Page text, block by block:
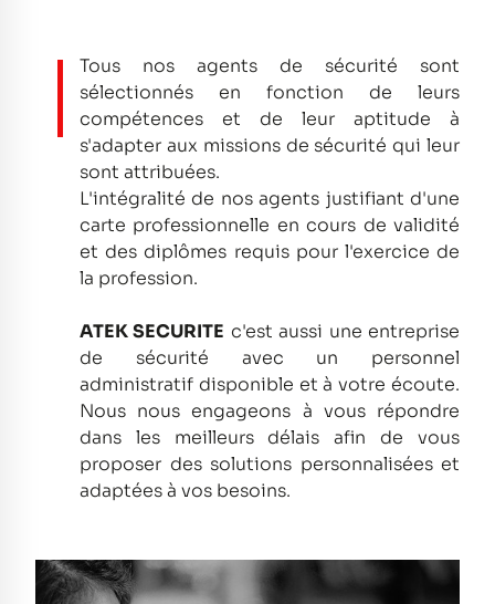
Tous nos agents de sécurité sont
sélectionnés en fonction de leurs
compétences et de leur aptitude à
s'adapter aux missions de sécurité qui leur
sont attribuées.
L'intégralité de nos agents justifiant d'une
carte professionnelle en cours de validité
et des diplômes requis pour l'exercice de
la profession.
ATEK SECURITE c'est aussi une entreprise
de sécurité avec un personnel
administratif disponible et à votre écoute.
Nous nous engageons à vous répondre
dans les meilleurs délais afin de vous
proposer des solutions personnalisées et
adaptées à vos besoins.